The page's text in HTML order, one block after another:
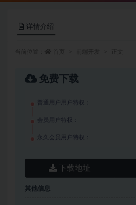
详情介绍
免费下载
普通用户用户特权：
会员用户特权：
永久会员用户特权：
下载地址
其他信息